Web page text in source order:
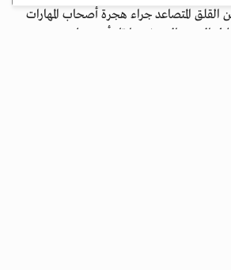
القلق المتصاعد جراء هجرة أصحاب المهارات
الحرب التي شنتها تل أبيب على...